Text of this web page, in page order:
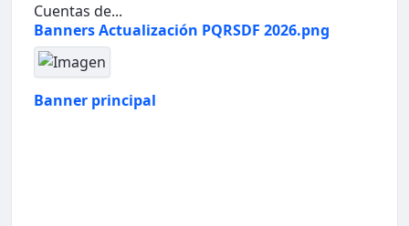
Cuentas de...
Banners Actualización PQRSDF 2026.png
Banner principal